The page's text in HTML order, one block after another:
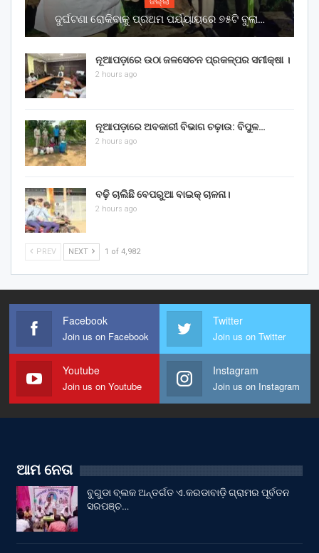
ଦୁର୍ଘଟଣା ରୋକିବାକୁ ପ୍ରଥମ ପର୍ଯ୍ୟାୟରେ ୭୫ଟି ବୁଲା…
ନୂଆପଡ଼ାରେ ଉଠା ଜଳସେଚନ ପ୍ରକଳ୍ପର ସମୀକ୍ଷା ।
2 hours ago
ନୂଆପଡ଼ାରେ ଅବକାରୀ ବିଭାଗ ଚଢ଼ାଉ: ବିପୁଳ…
2 hours ago
ବଢ଼ି ଚାଲିଛି ବେପରୁଆ ବାଇକ୍ ଚାଳନା।
2 hours ago
PREV NEXT 1 of 4,982
Facebook
Join us on Facebook
Twitter
Join us on Twitter
Youtube
Join us on Youtube
Instagram
Join us on Instagram
ଆମ ନେତା
ବୁଗୁଡା ବ୍ଲକ ଅନ୍ତର୍ଗତ ଏ.କରଡାବାଡ଼ି ଗ୍ରାମର ପୂର୍ବତନ
ସରପଞ୍ଚ…